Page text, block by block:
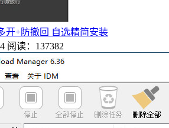
开+防撤回 自选精简安装
阅读：137382